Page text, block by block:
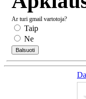
Ar turi gmail vartotoja?
Taip
Ne